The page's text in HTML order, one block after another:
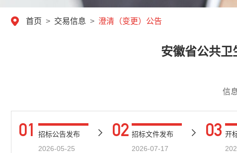
首页 > 交易信息 > 澄清（变更）公告
安徽省公共卫
信
01
招标公告发布
2026-05-25
02 招标文件发布
2026-07-17
03 开